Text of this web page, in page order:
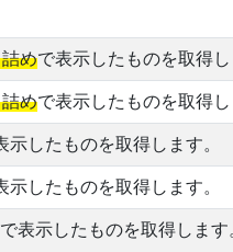
めで表示したものを取得し
めで表示したものを取得し
示したものを取得します。
示したものを取得します。
表示したものを取得します